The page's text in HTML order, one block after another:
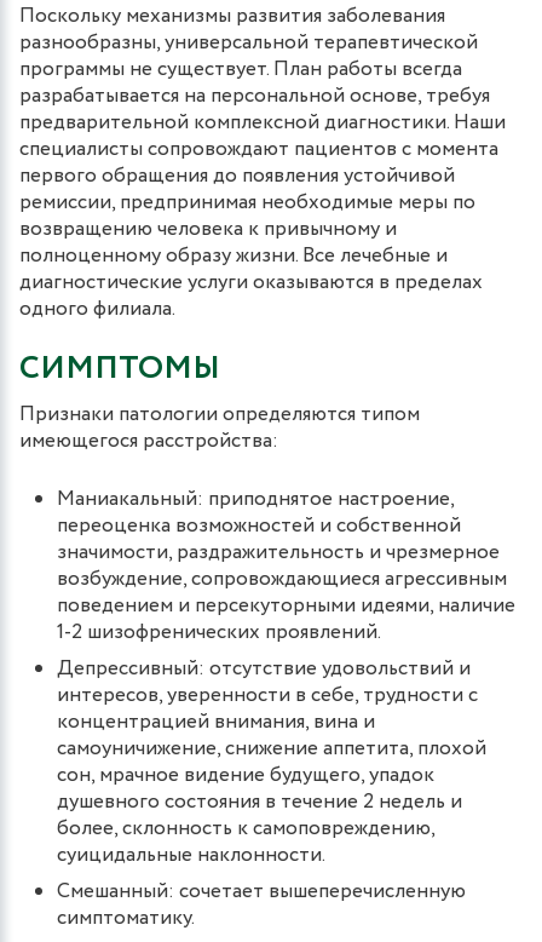
Поскольку механизмы развития заболевания
разнообразны, универсальной терапевтической
программы не существует. План работы всегда
разрабатывается на персональной основе, требуя
предварительной комплексной диагностики. Наши
специалисты сопровождают пациентов с момента
первого обращения до появления устойчивой
ремиссии, предпринимая необходимые меры по
возвращению человека к привычному и
полноценному образу жизни. Все лечебные и
диагностические услуги оказываются в пределах
одного филиала.
СИМПТОМЫ
Признаки патологии определяются типом
имеющегося расстройства:
Маниакальный: приподнятое настроение,
переоценка возможностей и собственной
значимости, раздражительность и чрезмерное
возбуждение, сопровождающиеся агрессивным
поведением и персекуторными идеями, наличие
1-2 шизофренических проявлений.
Депрессивный: отсутствие удовольствий и
интересов, уверенности в себе, трудности с
концентрацией внимания, вина и
самоуничижение, снижение аппетита, плохой
сон, мрачное видение будущего, упадок
душевного состояния в течение 2 недель и
более, склонность к самоповреждению,
суицидальные наклонности.
Смешанный: сочетает вышеперечисленную
симптоматику.